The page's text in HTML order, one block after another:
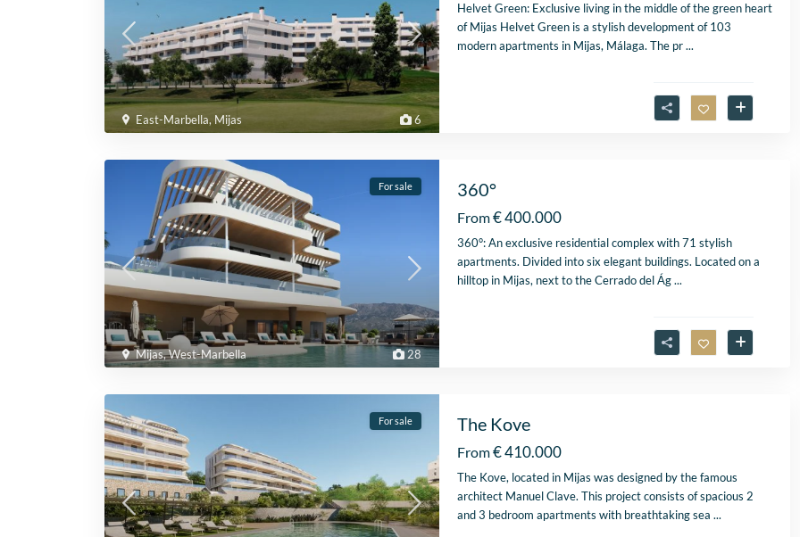
6
East-Marbella, Mijas
Helvet Green: Exclusive living in the middle of the green heart
of Mijas Helvet Green is a stylish development of 103
modern apartments in Mijas, Málaga. The pr...
28
Mijas,West-Marbella
For sale 360°
From€ 400.000
360°: An exclusive residential complex with 71 stylish
apartments. Divided into six elegant buildings. Located on a
hilltop in Mijas, next to the Cerrado del Ág...
For sale The Kove
From€ 410.000
The Kove, located in Mijas was designed by the famous
architect Manuel Clave. This project consists of spacious 2
and 3 bedroom apartments with breathtaking sea ...